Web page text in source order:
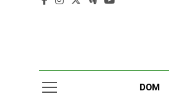
DOM